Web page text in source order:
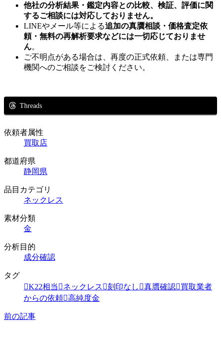
他社の分析結果・鑑定内容との比較、検証、評価に関
するご相談には対応しておりません。
LINEやメール等による追加の真贋相談・価格査定依
頼・無料の再解析要求などには一切応じておりませ
ん。
ご不明点がある場合は、再度の正式依頼、または専門
機関へのご相談をご検討ください。
Threads
依頼者属性
買取店
都道府県
静岡県
品目カテゴリ
ネックレス
素材分類
金
分析目的
成分確認
タグ
K22相当
ネックレス 刻印なし 真贋確認
買取業者
からの依頼 高純度金
前の記事